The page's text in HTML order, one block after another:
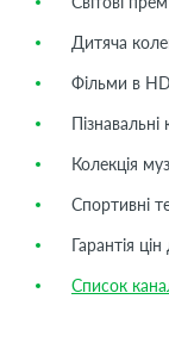
Дитяча
Фільми в
Пізнавальні
Колекція
Спортивні
Гарантія
Список